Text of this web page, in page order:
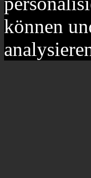
können